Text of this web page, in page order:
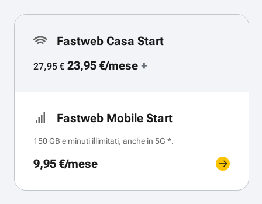
Fastweb Casa Start
27,95 €23,95 €/mese+
Fastweb Mobile Start
150 GB e minuti illimitati, anche in 5G *.
9,95 €/mese